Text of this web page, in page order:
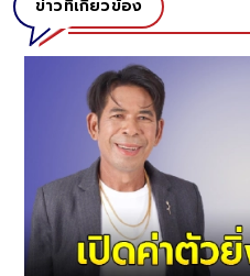
ข่าวที่เกี่ยวข้อง